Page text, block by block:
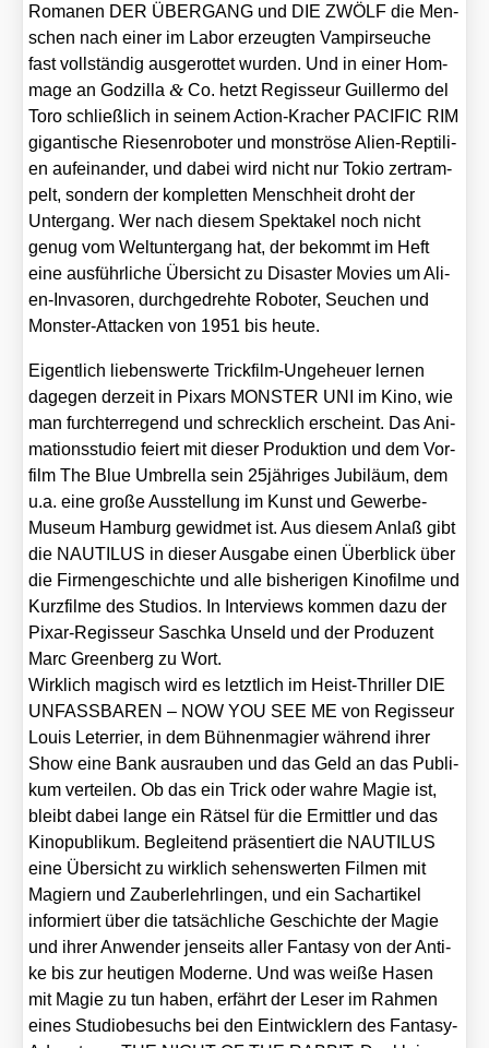
Roma­nen DER ÜBERGANG und DIE ZWÖLF die Men­
schen nach einer im Labor erzeug­ten Vam­pir­seu­che
fast voll­stän­dig aus­ge­rot­tet wur­den. Und in einer Hom­
mage an God­zil­la& Co. hetzt Regis­seur Guil­ler­mo del
Toro schließ­lich in sei­nem Action-Kra­cher PACIFIC RIM
gigan­ti­sche Rie­sen­ro­bo­ter und mons­trö­se Ali­en-Rep­ti­li­
en auf­ein­an­der, und dabei wird nicht nur Tokio zer­tram­
pelt, son­dern der kom­plet­ten Mensch­heit droht der
Unter­gang. Wer nach die­sem Spek­ta­kel noch nicht
genug vom Welt­un­ter­gang hat, der bekommt im Heft
eine aus­führ­li­che Über­sicht zu Dis­as­ter Movies um Ali­
en-Inva­so­ren, durch­ge­dreh­te Robo­ter, Seu­chen und
Mons­ter-Atta­cken von 1951 bis heu­te.
Eigent­lich lie­bens­wer­te Trick­film-Unge­heu­er ler­nen
dage­gen der­zeit in Pix­ars MONSTER UNI im Kino, wie
man furcht­erre­gend und schreck­lich erscheint. Das Ani­
ma­ti­ons­stu­dio fei­ert mit die­ser Pro­duk­ti­on und dem Vor­
film The Blue Umbrel­la sein 25jähriges Jubi­lä­um, dem
u.a. eine gro­ße Aus­stel­lung im Kunst und Gewer­be-
Muse­um Ham­burg gewid­met ist. Aus die­sem Anlaß gibt
die NAUTILUS in die­ser Aus­ga­be einen Über­blick über
die Fir­men­ge­schich­te und alle bis­he­ri­gen Kino­fil­me und
Kurz­fil­me des Stu­di­os. In Inter­views kom­men dazu der
Pix­ar-Regis­seur Sasch­ka Unseld und der Pro­du­zent
Marc Green­berg zu Wort.
Wirk­lich magisch wird es letzt­lich im Heist-Thril­ler DIE
UNFASSBAREN – NOW YOU SEE ME von Regis­seur
Lou­is Leter­ri­er, in dem Büh­nen­ma­gi­er wäh­rend ihrer
Show eine Bank aus­rau­ben und das Geld an das Publi­
kum ver­tei­len. Ob das ein Trick oder wah­re Magie ist,
bleibt dabei lan­ge ein Rät­sel für die Ermitt­ler und das
Kino­pu­bli­kum. Beglei­tend prä­sen­tiert die NAUTILUS
eine Über­sicht zu wirk­lich sehens­wer­ten Fil­men mit
Magi­ern und Zau­ber­lehr­lin­gen, und ein Sach­ar­ti­kel
infor­miert über die tat­säch­li­che Geschich­te der Magie
und ihrer Anwen­der jen­seits aller Fan­ta­sy von der Anti­
ke bis zur heu­ti­gen Moder­ne. Und was wei­ße Hasen
mit Magie zu tun haben, erfährt der Leser im Rah­men
eines Stu­dio­be­suchs bei den Eint­wick­lern des Fan­ta­sy-